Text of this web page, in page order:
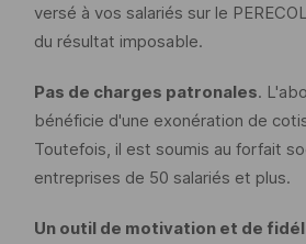
versé à vos salariés sur le
du résultat imposable.
Pas de charges patronales.
bénéficie d'une exonération de
Toutefois, il est soumis au forfait
entreprises de 50 salariés et plus.
Un outil de motivation et de